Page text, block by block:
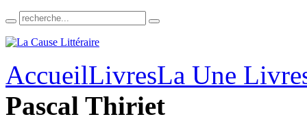
AccueilLivresLa Une
Pascal Thiriet